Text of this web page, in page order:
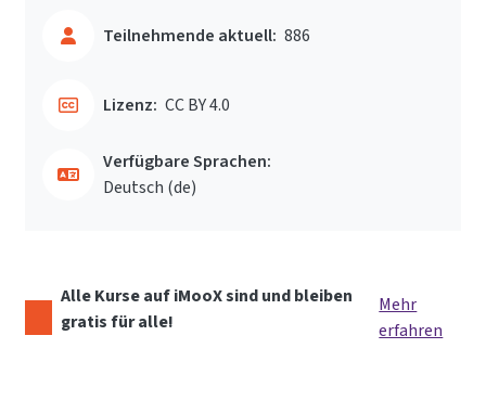
Teilnehmende aktuell: 886
Lizenz: CC BY 4.0
Verfügbare Sprachen:
Deutsch ‎(de)‎
Alle Kurse auf iMooX sind und bleiben
gratis für alle!
Mehr
erfahren